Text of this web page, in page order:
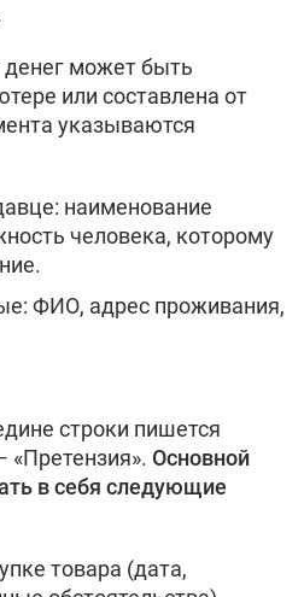
денег может быть
или составлена от
указываются
наименование
человека, которому
ФИО, адрес проживания,
строки пишется
«Претензия». Основной
в себя следующие
товара (дата,